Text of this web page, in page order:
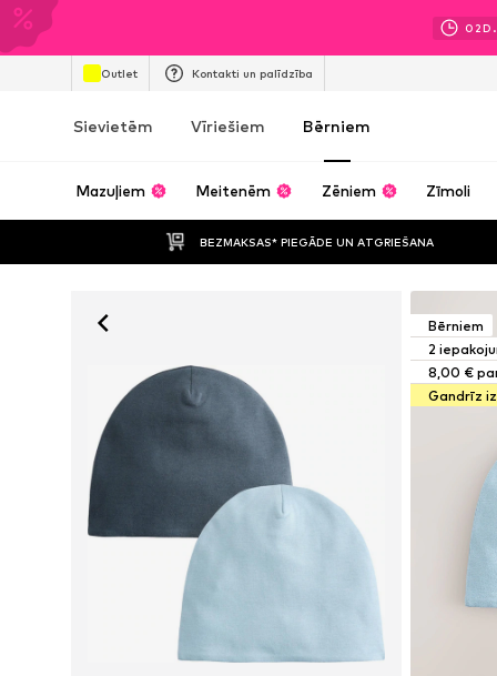
02D.
Outlet Kontakti un palīdzība
Sievietēm Vīriešiem Bērniem
Mazuļiem Meitenēm Zēniem Zīmoli
BEZMAKSAS* PIEGĀDE UN ATGRIEŠANA
Bērniem
2
8,00 €
Gandrīz